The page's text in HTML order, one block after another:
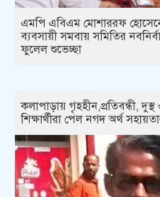
এমপি এবিএম মোশাররফ
ব্যবসায়ী সমবায় সমিতির
ফুলেল শুভেচ্ছা
কলাপাড়ায় গৃহহীন,প্রতিবন্ধী, দুস্থ
শিক্ষার্থীরা পেল নগদ অর্থ